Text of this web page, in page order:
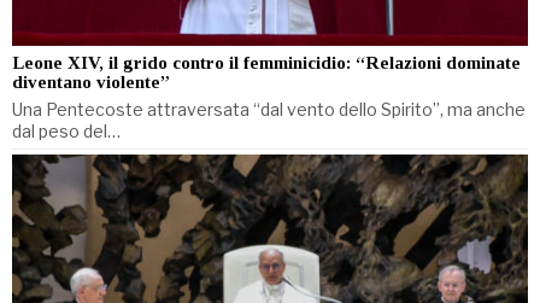
Leone XIV, il grido contro il femminicidio: “Relazioni dominate
diventano violente”
Una Pentecoste attraversata “dal vento dello Spirito”, ma anche
dal peso del…